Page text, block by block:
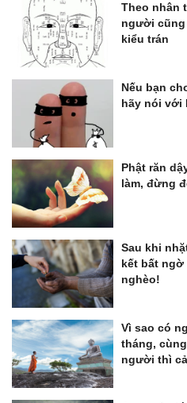
Theo nhân
người cũng
kiểu trán
Nếu bạn
hãy nói với
Phật răn
làm, đừng
Sau khi
kết bất ngờ
nghèo!
Vì sao có
tháng,
người thì